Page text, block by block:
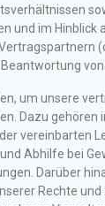
und im Hinblick
um unsere
Dazu gehören
vereinbarten
Abhilfe bei
Darüber
Rechte